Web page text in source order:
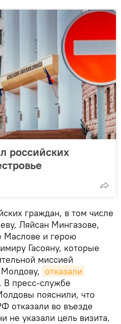
российских
граждан, в том числе
Ляйсан Мингазове,
Маслове и герою
Гасояну, которые
миссией
отказали
В пресс-службе
пояснили, что
отказали во въезде
не указали цель визита.